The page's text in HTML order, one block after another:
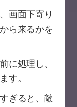
画面下寄り
ら来るかを
に処理し、
す。
ぎると、敵